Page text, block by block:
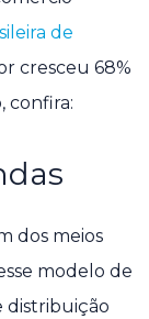
de
cresceu 68%
confira:
dos meios
modelo de
distribuição